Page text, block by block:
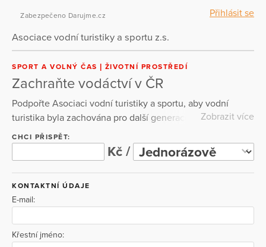
Přihlásit se
Zabezpečeno Darujme.cz
Asociace vodní turistiky a sportu z.s.
SPORT A VOLNÝ ČAS ŽIVOTNÍ PROSTŘEDÍ
Zachraňte vodáctví v ČR
Podpořte Asociaci vodní turistiky a sportu, aby vodní
turistika byla zachována pro další generace. Usilujme o to,
aby řeky zůstaly řekami a nestaly se jen soustavou
přehřátých rybníků se suchými úseky pod jezy. AVTS se
podařilo změnit vodní zákon ve prospěch vodáků a
aktivně vstupuje do vodoprávních řízení. Zabránila vzniku
již několika MVE, které by výrazně ovlivnily splavnost řek.
Zobrazit více
CHCI PŘISPĚT:
Kč /
KONTAKTNÍ ÚDAJE
E-mail:
Křestní jméno: